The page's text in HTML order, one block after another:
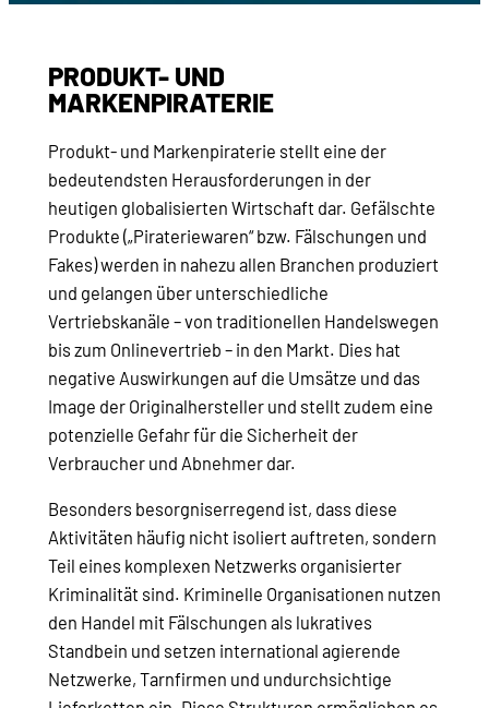
PRODUKT- UND
MARKENPIRATERIE
Produkt- und Markenpiraterie stellt eine der
bedeutendsten Herausforderungen in der
heutigen globalisierten Wirtschaft dar. Gefälschte
Produkte („Pirateriewaren“ bzw. Fälschungen und
Fakes) werden in nahezu allen Branchen produziert
und gelangen über unterschiedliche
Vertriebskanäle – von traditionellen Handelswegen
bis zum Onlinevertrieb – in den Markt. Dies hat
negative Auswirkungen auf die Umsätze und das
Image der Originalhersteller und stellt zudem eine
potenzielle Gefahr für die Sicherheit der
Verbraucher und Abnehmer dar.
Besonders besorgniserregend ist, dass diese
Aktivitäten häufig nicht isoliert auftreten, sondern
Teil eines komplexen Netzwerks organisierter
Kriminalität sind. Kriminelle Organisationen nutzen
den Handel mit Fälschungen als lukratives
Standbein und setzen international agierende
Netzwerke, Tarnfirmen und undurchsichtige